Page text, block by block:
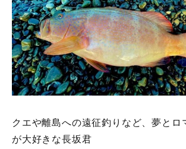
クエや離島への遠征釣りなど、夢とロ
が大好きな長坂君